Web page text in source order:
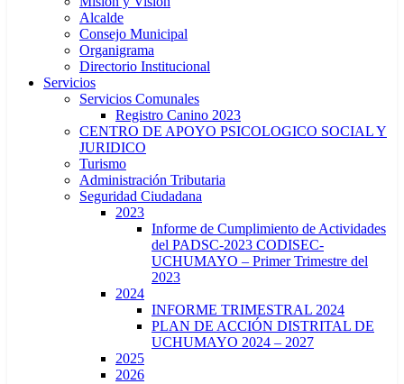
Alcalde
Consejo Municipal
Organigrama
Directorio Institucional
Servicios
Servicios Comunales
Registro Canino 2023
CENTRO DE APOYO PSICOLOGICO SOCIAL Y
JURIDICO
Turismo
Administración Tributaria
Seguridad Ciudadana
2023
Informe de Cumplimiento de Actividades
del PADSC-2023 CODISEC-
UCHUMAYO – Primer Trimestre del
2023
2024
INFORME TRIMESTRAL 2024
PLAN DE ACCIÓN DISTRITAL DE
UCHUMAYO 2024 – 2027
2025
2026